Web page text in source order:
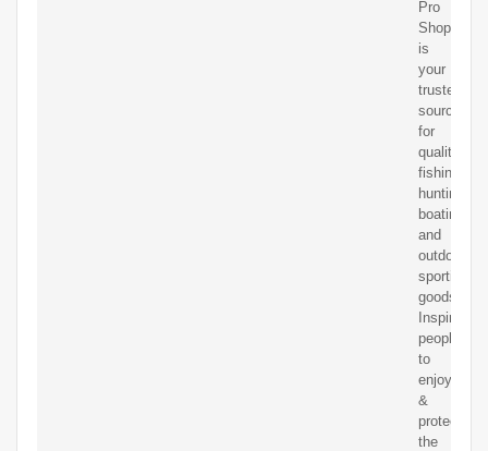
Pro
Shops
is
your
trusted
source
for
quality
fishing,
hunting,
boating
and
outdoor
sporting
goods.
Inspiring
people
to
enjoy
&
protect
the